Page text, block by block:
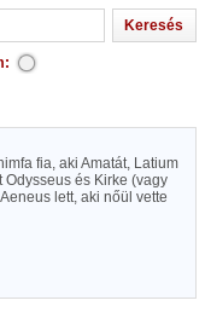
fia, aki Amatát, Latium
és Kirke (vagy
lett, aki nőül vette